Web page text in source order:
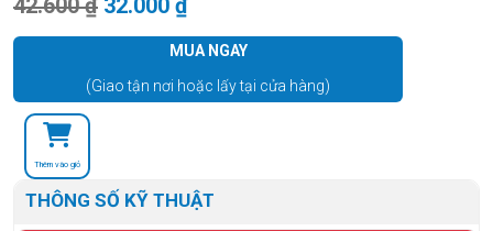
42.600₫ 32.000 ₫
MUA NGAY
(Giao tận nơi hoặc lấy tại cửa hàng)
Thêm vào giỏ
THÔNG SỐ KỸ THUẬT